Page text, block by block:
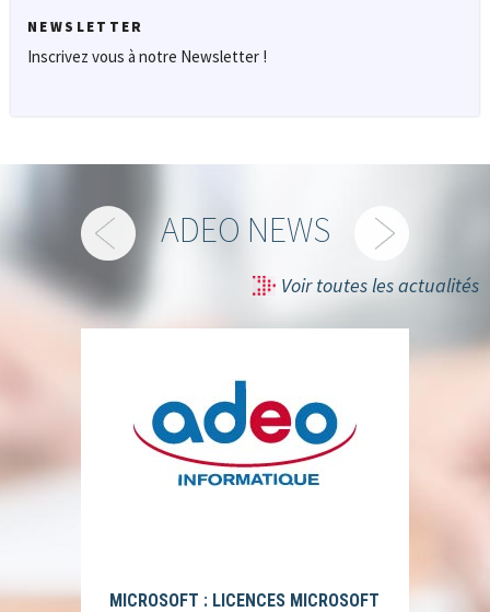
NEWSLETTER
Inscrivez vous à notre Newsletter !
ADEO NEWS
Voir toutes les actualités
MICROSOFT : LICENCES MICROSOFT